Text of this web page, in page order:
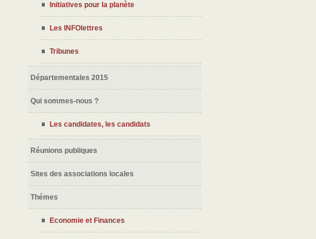
Initiatives pour la planète
Les INFOlettres
Tribunes
Départementales 2015
Qui sommes-nous ?
Les candidates, les candidats
Réunions publiques
Sites des associations locales
Thémes
Economie et Finances